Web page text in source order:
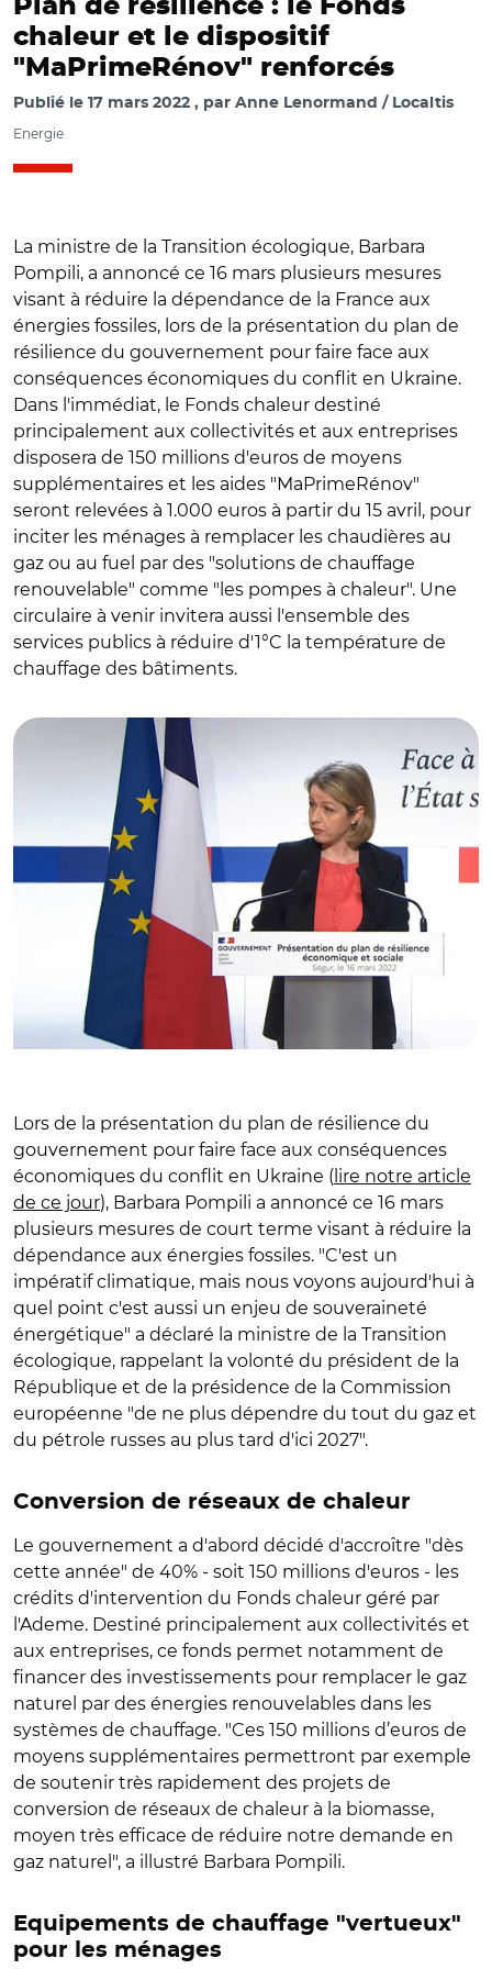
Plan de résilience : le Fonds
chaleur et le dispositif
"MaPrimeRénov" renforcés
Publié le 17 mars 2022 par Anne Lenormand / Localtis
Energie
La ministre de la Transition écologique, Barbara
Pompili, a annoncé ce 16 mars plusieurs mesures
visant à réduire la dépendance de la France aux
énergies fossiles, lors de la présentation du plan de
résilience du gouvernement pour faire face aux
conséquences économiques du conflit en Ukraine.
Dans l'immédiat, le Fonds chaleur destiné
principalement aux collectivités et aux entreprises
disposera de 150 millions d'euros de moyens
supplémentaires et les aides "MaPrimeRénov"
seront relevées à 1.000 euros à partir du 15 avril, pour
inciter les ménages à remplacer les chaudières au
gaz ou au fuel par des "solutions de chauffage
renouvelable" comme "les pompes à chaleur". Une
circulaire à venir invitera aussi l'ensemble des
services publics à réduire d'1°C la température de
chauffage des bâtiments.
Lors de la présentation du plan de résilience du
gouvernement pour faire face aux conséquences
économiques du conflit en Ukraine ( lire notre article
de ce jour), Barbara Pompili a annoncé ce 16 mars
plusieurs mesures de court terme visant à réduire la
dépendance aux énergies fossiles. "C'est un
impératif climatique, mais nous voyons aujourd'hui à
quel point c'est aussi un enjeu de souveraineté
énergétique" a déclaré la ministre de la Transition
écologique, rappelant la volonté du président de la
République et de la présidence de la Commission
européenne "de ne plus dépendre du tout du gaz et
du pétrole russes au plus tard d'ici 2027".
Conversion de réseaux de chaleur
Le gouvernement a d'abord décidé d'accroître "dès
cette année" de 40% - soit 150 millions d'euros - les
crédits d'intervention du Fonds chaleur géré par
l'Ademe. Destiné principalement aux collectivités et
aux entreprises, ce fonds permet notamment de
financer des investissements pour remplacer le gaz
naturel par des énergies renouvelables dans les
systèmes de chauffage. "Ces 150 millions d’euros de
moyens supplémentaires permettront par exemple
de soutenir très rapidement des projets de
conversion de réseaux de chaleur à la biomasse,
moyen très efficace de réduire notre demande en
gaz naturel", a illustré Barbara Pompili.
Equipements de chauffage "vertueux"
pour les ménages